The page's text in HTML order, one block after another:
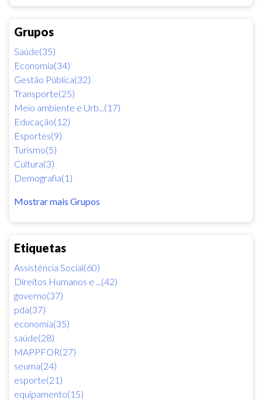
Grupos
Saúde(35)
Economia(34)
Gestão Pública(32)
Transporte(25)
Meio ambiente e Urb...(17)
Educação(12)
Esportes(9)
Turismo(5)
Cultura(3)
Demografia(1)
Mostrar mais Grupos
Etiquetas
Assistência Social(60)
Direitos Humanos e ...(42)
governo(37)
pda(37)
economia(35)
saúde(28)
MAPPFOR(27)
seuma(24)
esporte(21)
equipamento(15)